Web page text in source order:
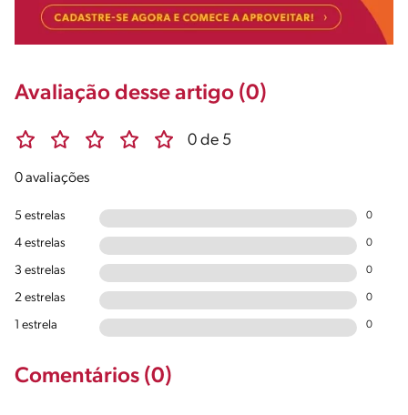
Avaliação desse artigo (0)
0 de 5
0 avaliações
5 estrelas 0
4 estrelas 0
3 estrelas 0
2 estrelas 0
1 estrela 0
Comentários (0)